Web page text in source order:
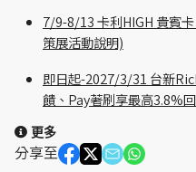
7/9-8/13 卡利HIGH 貴賓
策展活動說明)
即日起-2027/3/31 台新
饋、Pay著刷享最高3.8%
更多
分享至